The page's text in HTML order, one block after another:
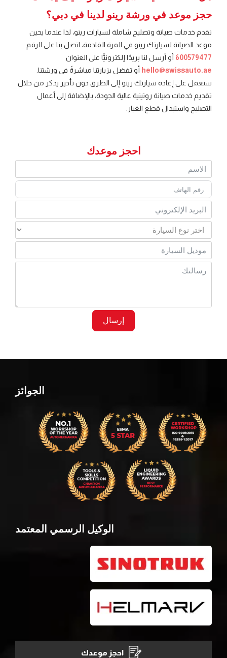
حجز موعد في ورشة رينو لدينا في دبي؟
نقدم خدمات صيانة وتصليح شاملة لسيارات رينو، لذا عندما يحين
موعد الصيانة لسيارتك رينو في المرة القادمة، اتصل بنا على الرقم
600579477 أو أرسل لنا بريدًا إلكترونيًّا على العنوان
hello@swissauto.ae أو تفضل بزيارتنا مباشرةً في ورشتنا.
سنعمل على إعادة سيارتك رينو إلى الطرق دون تأخير يذكر من خلال
تقديم خدمات صيانة روتينية عالية الجودة، بالإضافة إلى أعمال
التصليح واستبدال قطع الغيار.
احجز موعدك
إرسال
الجوائز
الوكيل الرسمي المعتمد
احجز موعدك